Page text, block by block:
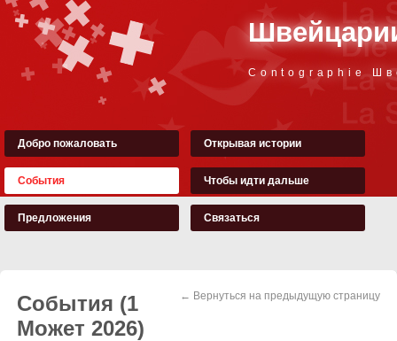
Contographie
Добро пожаловать Открывая истории
События Чтобы идти дальше
Предложения Связаться
← Вернуться на предыдущую страницу
События (1
Может 2026)